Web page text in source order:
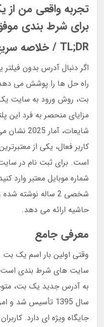
تجربه واقعی من
برای شرط بندی موفق
TL;DR / خلاصه سریع
اگر دنبال آدرس بدون
راه حل ها را پوشش می
بت، روش ورود به سایت
مزایای منحصر به فرد این
کاربر فعال، یکی از
است. برای ثبت نام در
شماره موبایل معتبر وارد
شخصی 2 ساله
حاشیه ارائه می دهد.
معرفی جامع
وقتی اولین بار اسم یک بت
سایت های شرط بندی است.
به آدرس جدید یک بت،
جایگاه ویژه ای دارد.